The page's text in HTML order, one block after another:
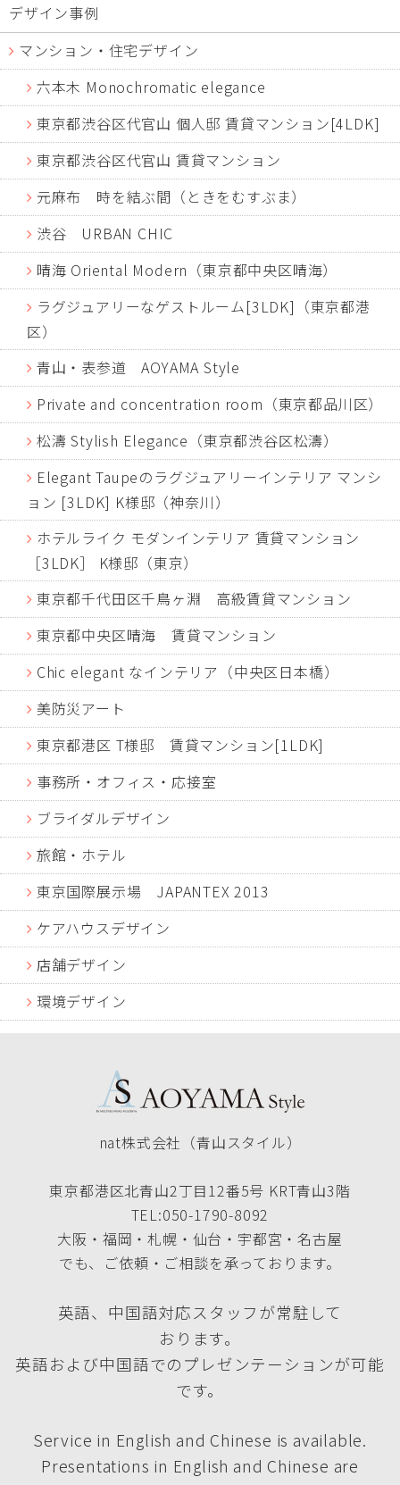
デザイン事例
マンション・住宅デザイン
六本木 Monochromatic elegance
東京都渋谷区代官山 個人邸 賃貸マンション[4LDK]
東京都渋谷区代官山 賃貸マンション
元麻布 時を結ぶ間（ときをむすぶま）
渋谷 URBAN CHIC
晴海 Oriental Modern（東京都中央区晴海）
ラグジュアリーなゲストルーム[3LDK]（東京都港
区）
青山・表参道 AOYAMA Style
Private and concentration room（東京都品川区）
松濤 Stylish Elegance（東京都渋谷区松濤）
Elegant Taupeのラグジュアリーインテリア マンシ
ョン [3LDK] K様邸（神奈川）
ホテルライク モダンインテリア 賃貸マンション
［3LDK］ K様邸（東京）
東京都千代田区千鳥ヶ淵 高級賃貸マンション
東京都中央区晴海 賃貸マンション
Chic elegant なインテリア（中央区日本橋）
美防災アート
東京都港区 T様邸 賃貸マンション[1LDK]
事務所・オフィス・応接室
ブライダルデザイン
旅館・ホテル
東京国際展示場 JAPANTEX 2013
ケアハウスデザイン
店舗デザイン
環境デザイン
nat株式会社（青山スタイル）
東京都港区北青山2丁目12番5号 KRT青山3階
TEL:050-1790-8092
大阪・福岡・札幌・仙台・宇都宮・名古屋
でも、ご依頼・ご相談を承っております。
英語、中国語対応スタッフが常駐して
おります。
英語および中国語でのプレゼンテーションが可能
です。
Service in English and Chinese is available.
Presentations in English and Chinese are